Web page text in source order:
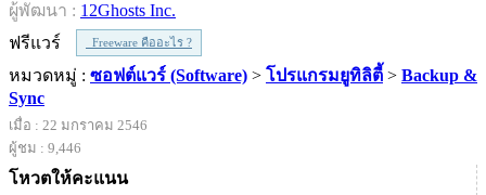
ผู้พัฒนา : 12Ghosts Inc.
ฟรีแวร์
Freeware คืออะไร ?
หมวดหมู่ : ซอฟต์แวร์ (Software) > โปรแกรมยูทิลิตี้ > Backup &
Sync
เมื่อ : 22 มกราคม 2546
ผู้ชม : 9,446
โหวตให้คะแนน